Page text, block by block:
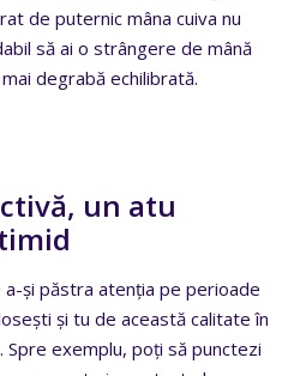
de puternic mâna cuiva nu
să ai o strângere de mână
degrabă echilibrată.
un atu
și păstra atenția pe perioade
și tu de această calitate în
Spre exemplu, poți să punctezi